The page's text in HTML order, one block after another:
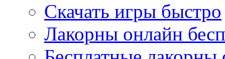
Скачать игры быстро
Лакорны онлайн